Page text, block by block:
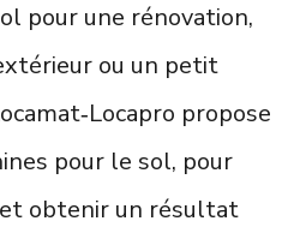
pour une rénovation,
ou un petit
propose
pour le sol, pour
obtenir un résultat